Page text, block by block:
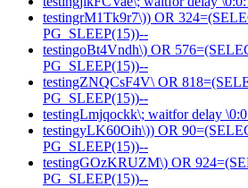
testingrM1Tk9r7\)) OR
PG_SLEEP(15))--
testingoBt4Vndh\) OR
PG_SLEEP(15))--
testingZNQCsF4V\ OR
PG_SLEEP(15))--
testingLmjqockk\; waitfor delay
testingyLK60Oih\)) OR
PG_SLEEP(15))--
testingGOzKRUZM\) OR
PG_SLEEP(15))--